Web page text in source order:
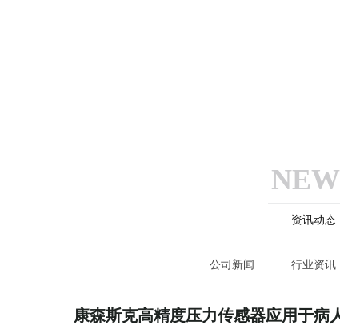
资讯动态
公司新闻 行业资讯
康森斯克高精度压力传感器应用于病